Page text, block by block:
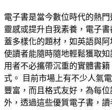
電子書是當今數位時代的熱
靈感或提升自我素養，電子
蓋多樣化的題材，如英語與
使讀者能隨時隨地輕鬆獲取
用者不必攜帶沉重的實體書
式。 目前市場上有不少人氣
豐富，而且格式友好，為每
外，透過這些優質電子書，